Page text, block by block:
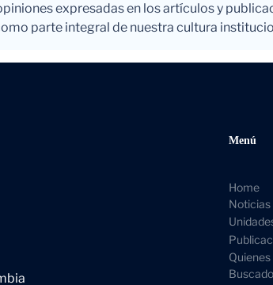
expresadas en los artículos y
parte integral de nuestra cultura
Menú
Home
Noticias